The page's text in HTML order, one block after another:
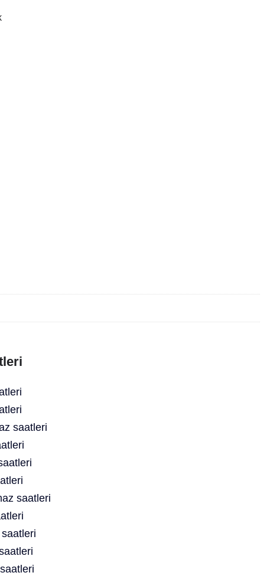
saatleri
saatleri